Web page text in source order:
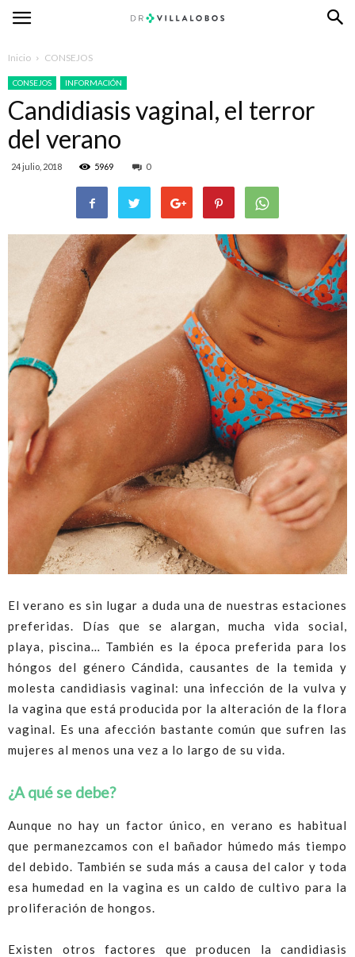
Inicio CONSEJOS
CONSEJOS INFORMACIÓN
Candidiasis vaginal, el terror
del verano
24 julio, 2018 5969 0
El verano es sin lugar a duda una de nuestras estaciones
preferidas. Días que se alargan, mucha vida social,
playa, piscina… También es la época preferida para los
hóngos del género Cándida, causantes de la temida y
molesta candidiasis vaginal: una infección de la vulva y
la vagina que está producida por la alteración de la flora
vaginal. Es una afección bastante común que sufren las
mujeres al menos una vez a lo largo de su vida.
¿A qué se debe?
Aunque no hay un factor único, en verano es habitual
que permanezcamos con el bañador húmedo más tiempo
del debido. También se suda más a causa del calor y toda
esa humedad en la vagina es un caldo de cultivo para la
proliferación de hongos.
Existen otros factores que producen la candidiasis